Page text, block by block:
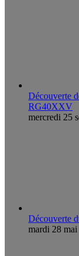
Découverte
RG40XXV
mercredi 25
Découverte
mardi 28